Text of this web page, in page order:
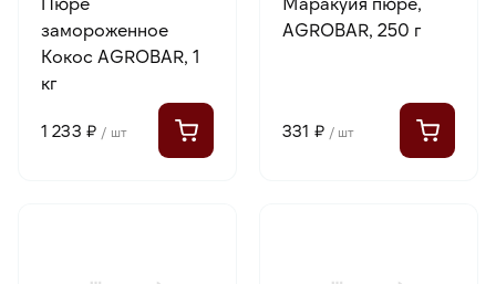
замороженное
Кокос AGROBAR, 1
кг
1 233 ₽ / шт
AGROBAR, 250 г
331 ₽ / шт